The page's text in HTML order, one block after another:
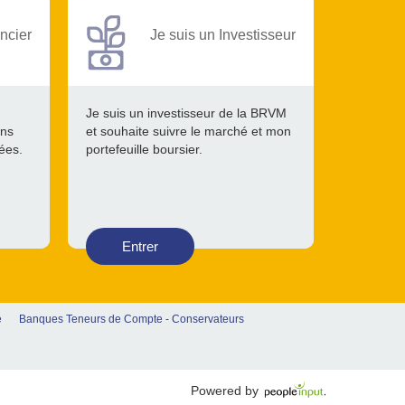
Je suis un Investisseur
Je suis un investisseur de la BRVM
et souhaite suivre le marché et mon
portefeuille boursier.
Entrer
Banques Teneurs de Compte - Conservateurs
Powered by